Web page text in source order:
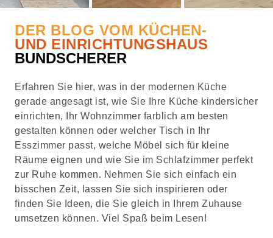
DER BLOG VOM KÜCHEN-
UND EINRICHTUNGSHAUS
BUNDSCHERER
Erfahren Sie hier, was in der modernen Küche
gerade angesagt ist, wie Sie Ihre Küche kindersicher
einrichten, Ihr Wohnzimmer farblich am besten
gestalten können oder welcher Tisch in Ihr
Esszimmer passt, welche Möbel sich für kleine
Räume eignen und wie Sie im Schlafzimmer perfekt
zur Ruhe kommen. Nehmen Sie sich einfach ein
bisschen Zeit, lassen Sie sich inspirieren oder
finden Sie Ideen, die Sie gleich in Ihrem Zuhause
umsetzen können. Viel Spaß beim Lesen!